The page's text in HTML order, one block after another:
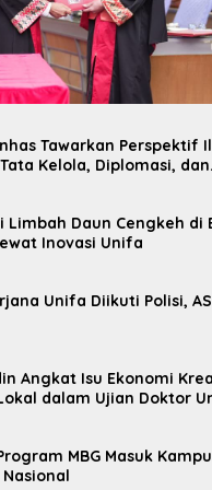
Tawarkan Perspektif
Kelola, Diplomasi, dan
Limbah Daun Cengkeh di
Inovasi Unifa
Unifa Diikuti Polisi,
Angkat Isu Ekonomi
dalam Ujian Doktor
MBG Masuk